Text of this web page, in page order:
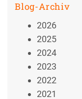
Blog-Archiv
2026
2025
2024
2023
2022
2021